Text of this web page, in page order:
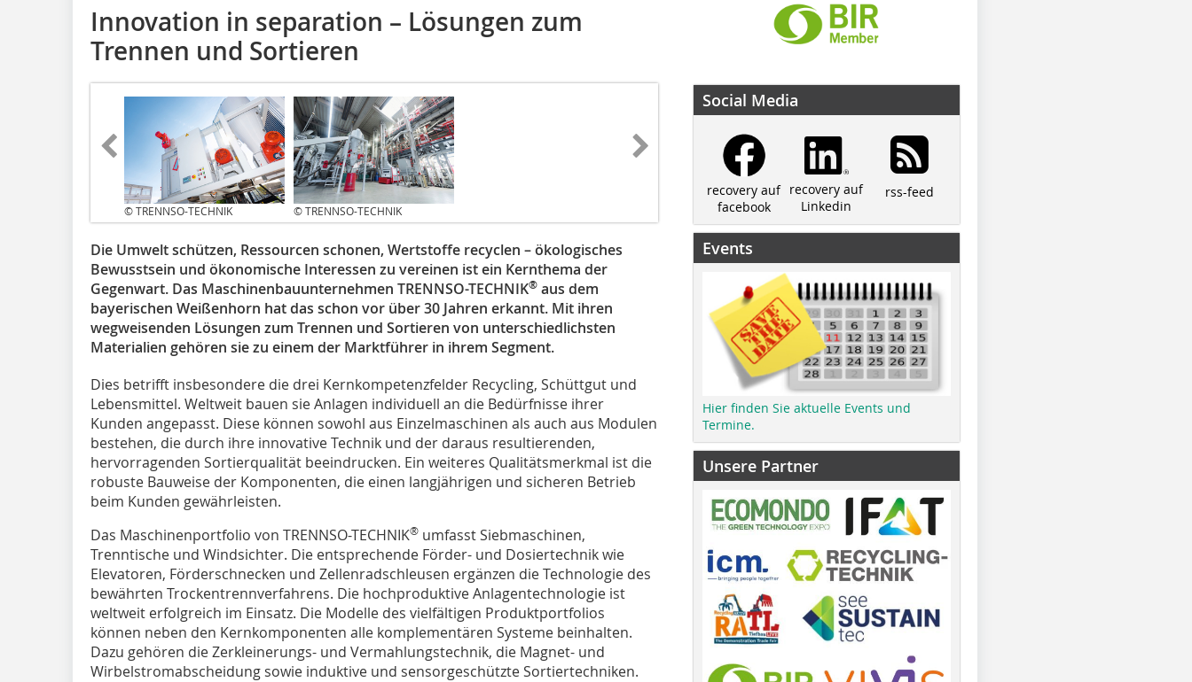
Innovation in separation – Lösungen zum
Trennen und Sortieren
© TRENNSO-TECHNIK © TRENNSO-TECHNIK
Die Umwelt schützen, Ressourcen schonen, Wertstoffe recyclen – ökologisches
Bewusstsein und ökonomische Interessen zu vereinen ist ein Kernthema der
Gegenwart. Das Maschinenbauunternehmen TRENNSO-TECHNIK® aus dem
bayerischen Weißenhorn hat das schon vor über 30 Jahren erkannt. Mit ihren
wegweisenden Lösungen zum Trennen und Sortieren von unterschiedlichsten
Materialien gehören sie zu einem der Marktführer in ihrem Segment.
Dies betrifft insbesondere die drei Kernkompetenzfelder Recycling, Schüttgut und
Lebensmittel. Weltweit bauen sie Anlagen individuell an die Bedürfnisse ihrer
Kunden angepasst. Diese können sowohl aus Einzelmaschinen als auch aus Modulen
bestehen, die durch ihre innovative Technik und der daraus resultierenden,
hervorragenden Sortierqualität beeindrucken. Ein weiteres Qualitätsmerkmal ist die
robuste Bauweise der Komponenten, die einen langjährigen und sicheren Betrieb
beim Kunden gewährleisten.
Das Maschinenportfolio von TRENNSO-TECHNIK® umfasst Siebmaschinen,
Trenntische und Windsichter. Die entsprechende Förder- und Dosiertechnik wie
Elevatoren, Förderschnecken und Zellenradschleusen ergänzen die Technologie des
bewährten Trockentrennverfahrens. Die hochproduktive Anlagentechnologie ist
weltweit erfolgreich im Einsatz. Die Modelle des vielfältigen Produktportfolios
können neben den Kernkomponenten alle komplementären Systeme beinhalten.
Dazu gehören die Zerkleinerungs- und Vermahlungstechnik, die Magnet- und
Wirbelstromabscheidung sowie induktive und sensorgeschützte Sortiertechniken.
Social Media
recovery auf
facebook
recovery auf
Linkedin
rss-feed
Events
Hier finden Sie aktuelle Events und
Termine.
Unsere Partner